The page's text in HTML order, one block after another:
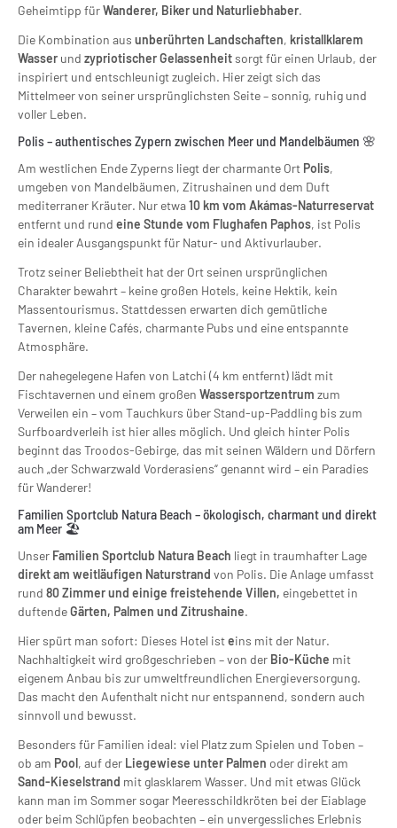
Geheimtipp fürWanderer, Biker und Naturliebhaber.
Die Kombination aus unberührten Landschaften, kristallklarem
Wasser und zypriotischer Gelassenheit sorgt für einen Urlaub, der
inspiriert und entschleunigt zugleich. Hier zeigt sich das
Mittelmeer von seiner ursprünglichsten Seite – sonnig, ruhig und
voller Leben.
Polis – authentisches Zypern zwischen Meer und Mandelbäumen 🌸
Am westlichen Ende Zyperns liegt der charmante Ort Polis,
umgeben von Mandelbäumen, Zitrushainen und dem Duft
mediterraner Kräuter. Nur etwa10 km vom Akámas-Naturreservat
entfernt und rund eine Stunde vom Flughafen Paphos, ist Polis
ein idealer Ausgangspunkt für Natur- und Aktivurlauber.
Trotz seiner Beliebtheit hat der Ort seinen ursprünglichen
Charakter bewahrt – keine großen Hotels, keine Hektik, kein
Massentourismus. Stattdessen erwarten dich gemütliche
Tavernen, kleine Cafés, charmante Pubs und eine entspannte
Atmosphäre.
Der nahegelegene Hafen von Latchi (4 km entfernt) lädt mit
Fischtavernen und einem großen Wassersportzentrum zum
Verweilen ein – vom Tauchkurs über Stand-up-Paddling bis zum
Surfboardverleih ist hier alles möglich. Und gleich hinter Polis
beginnt das Troodos-Gebirge, das mit seinen Wäldern und Dörfern
auch „der Schwarzwald Vorderasiens“ genannt wird – ein Paradies
für Wanderer!
Familien Sportclub Natura Beach – ökologisch, charmant und direkt
am Meer 🏖️
Unser Familien Sportclub Natura Beach liegt in traumhafter Lage
direkt am weitläufigen Naturstrand von Polis. Die Anlage umfasst
rund 80 Zimmer und einige freistehende Villen, eingebettet in
duftendeGärten, Palmen und Zitrushaine.
Hier spürt man sofort: Dieses Hotel isteins mit der Natur.
Nachhaltigkeit wird großgeschrieben – von der Bio-Küche mit
eigenem Anbau bis zur umweltfreundlichen Energieversorgung.
Das macht den Aufenthalt nicht nur entspannend, sondern auch
sinnvoll und bewusst.
Besonders für Familien ideal: viel Platz zum Spielen und Toben –
ob am Pool, auf der Liegewiese unter Palmen oder direkt am
Sand-Kieselstrand mit glasklarem Wasser. Und mit etwas Glück
kann man im Sommer sogar Meeresschildkröten bei der Eiablage
oder beim Schlüpfen beobachten – ein unvergessliches Erlebnis